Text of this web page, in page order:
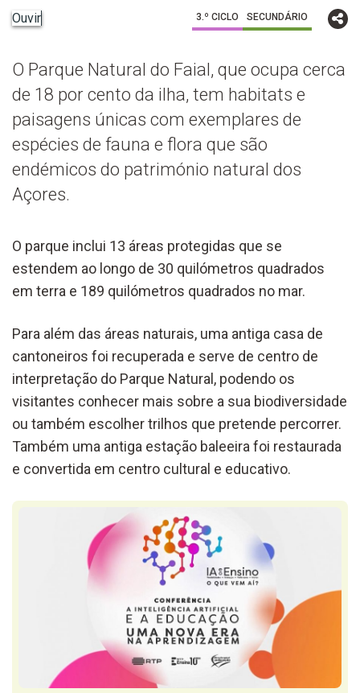
Ouvir 3.º CICLO SECUNDÁRIO
O Parque Natural do Faial, que ocupa cerca
de 18 por cento da ilha, tem habitats e
paisagens únicas com exemplares de
espécies de fauna e flora que são
endémicos do património natural dos
Açores.
O parque inclui 13 áreas protegidas que se
estendem ao longo de 30 quilómetros quadrados
em terra e 189 quilómetros quadrados no mar.
Para além das áreas naturais, uma antiga casa de
cantoneiros foi recuperada e serve de centro de
interpretação do Parque Natural, podendo os
visitantes conhecer mais sobre a sua biodiversidade
ou também escolher trilhos que pretende percorrer.
Também uma antiga estação baleeira foi restaurada
e convertida em centro cultural e educativo.